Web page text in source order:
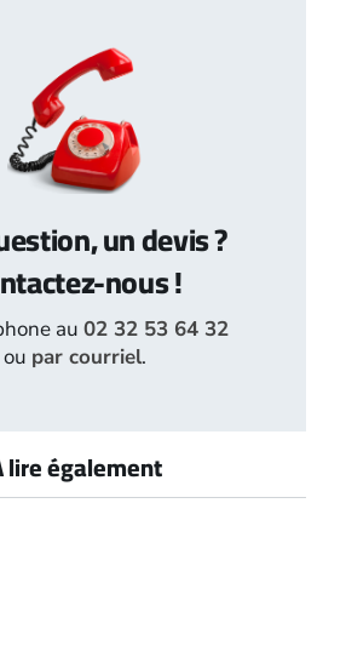
un devis ?
nous !
au 02 32 53 64 32
ou par courriel.
lire également